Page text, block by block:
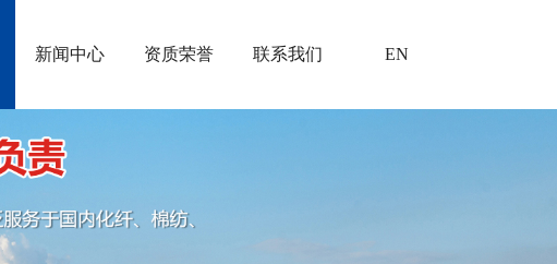
新闻中心 资质荣誉 联系我们 EN